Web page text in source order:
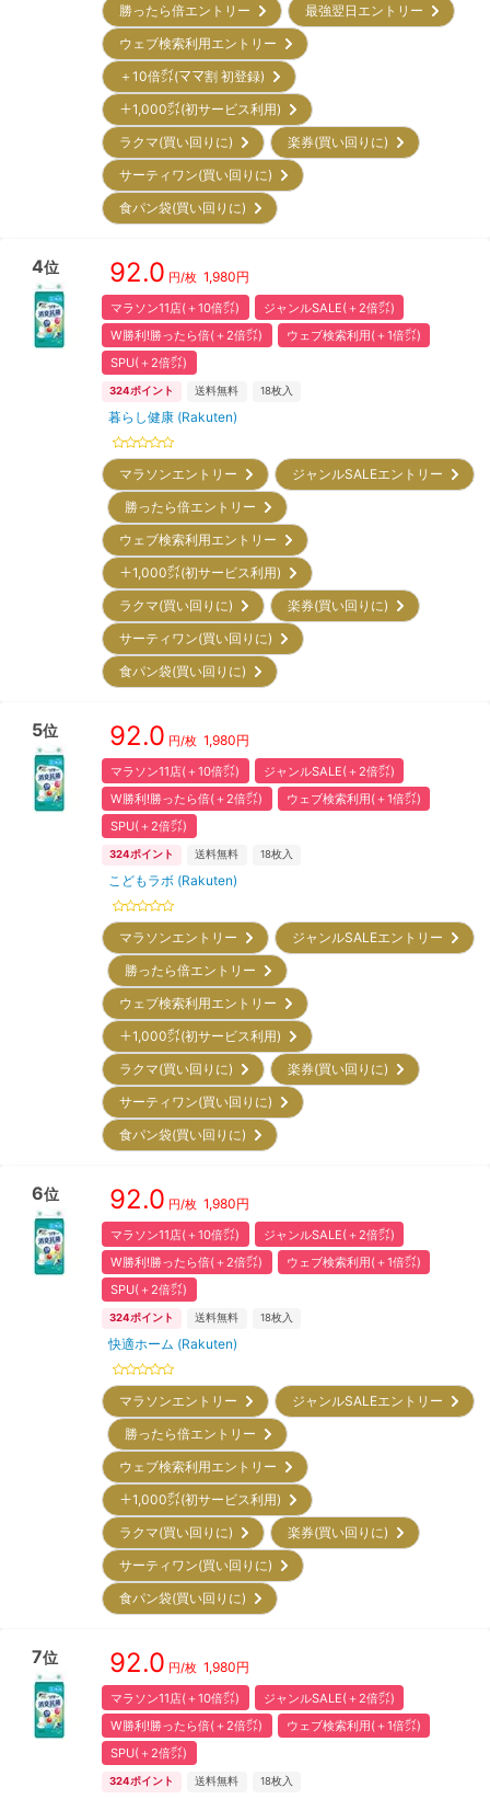
勝ったら倍エントリー
最強翌日エントリー
ウェブ検索利用エントリー
＋10倍㌽(ママ割 初登録)
＋1,000㌽(初サービス利用)
ラクマ(買い回りに)
楽券(買い回りに)
サーティワン(買い回りに)
食パン袋(買い回りに)
4位 92.0 円/枚 1,980円
マラソン11店(＋10倍㌽)
ジャンルSALE(＋2倍㌽)
W勝利!勝ったら倍(＋2倍㌽)
ウェブ検索利用(＋1倍㌽)
SPU(＋2倍㌽)
324ポイント 送料無料 18枚入
暮らし健康 (Rakuten)
マラソンエントリー
ジャンルSALEエントリー
勝ったら倍エントリー
ウェブ検索利用エントリー
＋1,000㌽(初サービス利用)
ラクマ(買い回りに)
楽券(買い回りに)
サーティワン(買い回りに)
食パン袋(買い回りに)
5位 92.0 円/枚 1,980円
マラソン11店(＋10倍㌽)
ジャンルSALE(＋2倍㌽)
W勝利!勝ったら倍(＋2倍㌽)
ウェブ検索利用(＋1倍㌽)
SPU(＋2倍㌽)
324ポイント 送料無料 18枚入
こどもラボ (Rakuten)
マラソンエントリー
ジャンルSALEエントリー
勝ったら倍エントリー
ウェブ検索利用エントリー
＋1,000㌽(初サービス利用)
ラクマ(買い回りに)
楽券(買い回りに)
サーティワン(買い回りに)
食パン袋(買い回りに)
6位 92.0 円/枚 1,980円
マラソン11店(＋10倍㌽)
ジャンルSALE(＋2倍㌽)
W勝利!勝ったら倍(＋2倍㌽)
ウェブ検索利用(＋1倍㌽)
SPU(＋2倍㌽)
324ポイント 送料無料 18枚入
快適ホーム (Rakuten)
マラソンエントリー
ジャンルSALEエントリー
勝ったら倍エントリー
ウェブ検索利用エントリー
＋1,000㌽(初サービス利用)
ラクマ(買い回りに)
楽券(買い回りに)
サーティワン(買い回りに)
食パン袋(買い回りに)
7位 92.0 円/枚 1,980円
マラソン11店(＋10倍㌽)
ジャンルSALE(＋2倍㌽)
W勝利!勝ったら倍(＋2倍㌽)
ウェブ検索利用(＋1倍㌽)
SPU(＋2倍㌽)
324ポイント 送料無料 18枚入